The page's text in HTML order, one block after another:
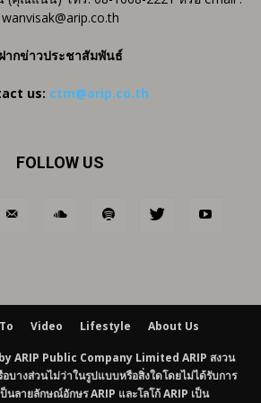
wanvisak@arip.co.th
ฝากข่าวประชาสัมพันธ์
us: ctm@arip.co.th
FOLLOW US
Video Lifestyle About Us
ARIP Public Company Limited ARIP สงวน
บางส่วนไม่ว่าในรูปแบบหรือสิ่งใดโดยไม่ได้รับการ
นลายลักษณ์อักษร ARIP และโลโก้ ARIP เป็น